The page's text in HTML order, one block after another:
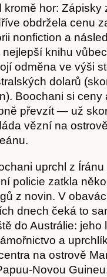
Články
kromě hor: Zápisky
obdržela cenu
nonfiction a
knihu
odměna ve výši
dolarů
Boochani si ceny
převzít — už
vězní na
uprchl z
policie zatkla
z novin. V
dnech čeká to
do Austrálie: jeho
a
na ostrově
Novou